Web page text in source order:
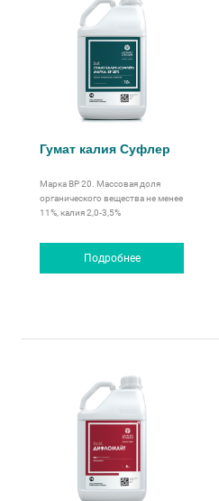
Гумат калия Суфлер
Марка ВР 20. Массовая доля
органического вещества не менее
11%, калия 2,0-3,5%
Подробнее